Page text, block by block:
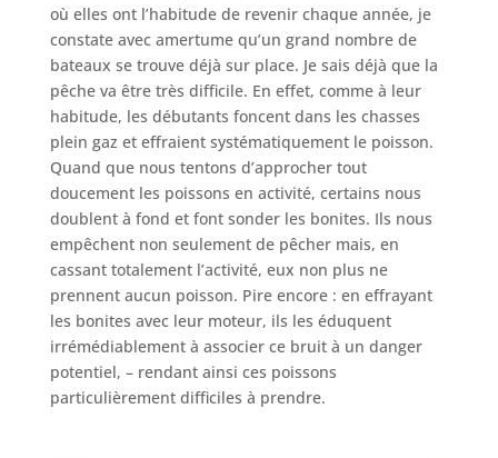
où elles ont l’habitude de revenir chaque année, je
constate avec amertume qu’un grand nombre de
bateaux se trouve déjà sur place. Je sais déjà que la
pêche va être très difficile. En effet, comme à leur
habitude, les débutants foncent dans les chasses
plein gaz et effraient systématiquement le poisson.
Quand que nous tentons d’approcher tout
doucement les poissons en activité, certains nous
doublent à fond et font sonder les bonites. Ils nous
empêchent non seulement de pêcher mais, en
cassant totalement l’activité, eux non plus ne
prennent aucun poisson. Pire encore : en effrayant
les bonites avec leur moteur, ils les éduquent
irrémédiablement à associer ce bruit à un danger
potentiel, – rendant ainsi ces poissons
particulièrement difficiles à prendre.